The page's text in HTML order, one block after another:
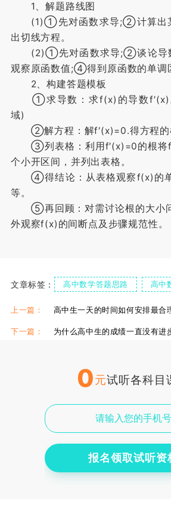
1、解题路线图
(1)①先对函数求导;②计算出
出切线方程。
(2)①先对函数求导;②谈论导
观察原函数值;④得到原函数的单调
2、构建答题模板
①求导数：求f(x)的导数f′(x)
域)
②解方程：解f′(x)=0.得方程的
③列表格：利用f′(x)=0的根将
个小开区间，并列出表格。
④得结论：从表格观察f(x)的单
等。
⑤再回顾：对需讨论根的大小问
外观察f(x)的间断点及步骤规范性。
文章标签： 高中数学答题思路 高中
高中数学做题方法
上一篇： 高中生一天的时间如何安排最合
下一篇： 为什么高中生的成绩一直没有进
0元试听各科目
报名领取试听资